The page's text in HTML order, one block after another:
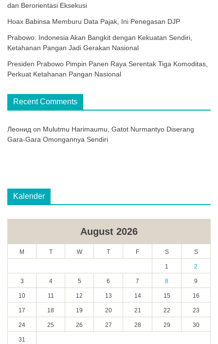
dan Berorientasi Eksekusi
Hoax Babinsa Memburu Data Pajak, Ini Penegasan DJP
Prabowo: Indonesia Akan Bangkit dengan Kekuatan Sendiri,
Ketahanan Pangan Jadi Gerakan Nasional
Presiden Prabowo Pimpin Panen Raya Serentak Tiga Komoditas,
Perkuat Ketahanan Pangan Nasional
Recent Comments
Леонид on Mulutmu Harimaumu, Gatot Nurmantyo Diserang
Gara-Gara Omongannya Sendiri
Kalender
August 2026
M T W T F S S
1 2
3 4 5 6 7 8 9
10 11 12 13 14 15 16
17 18 19 20 21 22 23
24 25 26 27 28 29 30
31